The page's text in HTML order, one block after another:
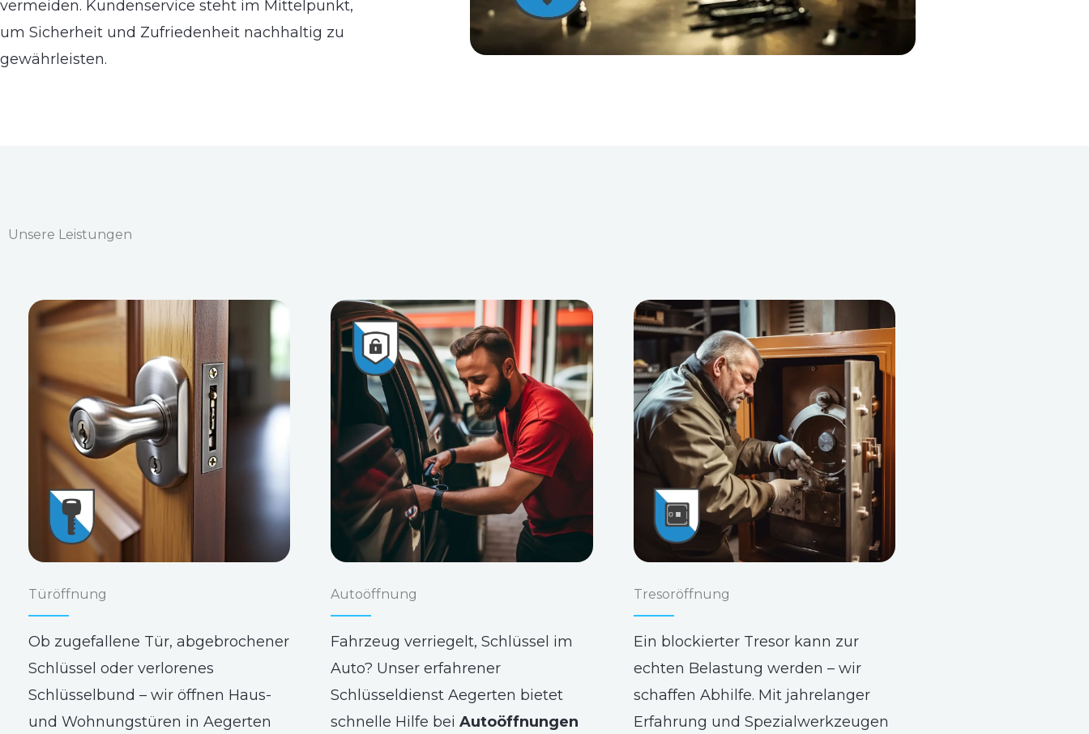
vermeiden. Kundenservice steht im Mittelpunkt,
um Sicherheit und Zufriedenheit nachhaltig zu
gewährleisten.
Unsere Leistungen
Türöffnung
Ob zugefallene Tür, abgebrochener
Schlüssel oder verlorenes
Schlüsselbund – wir öffnen Haus-
und Wohnungstüren in Aegerten
Autoöffnung
Fahrzeug verriegelt, Schlüssel im
Auto? Unser erfahrener
Schlüsseldienst Aegerten bietet
schnelle Hilfe beiAutoöffnungen
Tresoröffnung
Ein blockierter Tresor kann zur
echten Belastung werden – wir
schaffen Abhilfe. Mit jahrelanger
Erfahrung und Spezialwerkzeugen